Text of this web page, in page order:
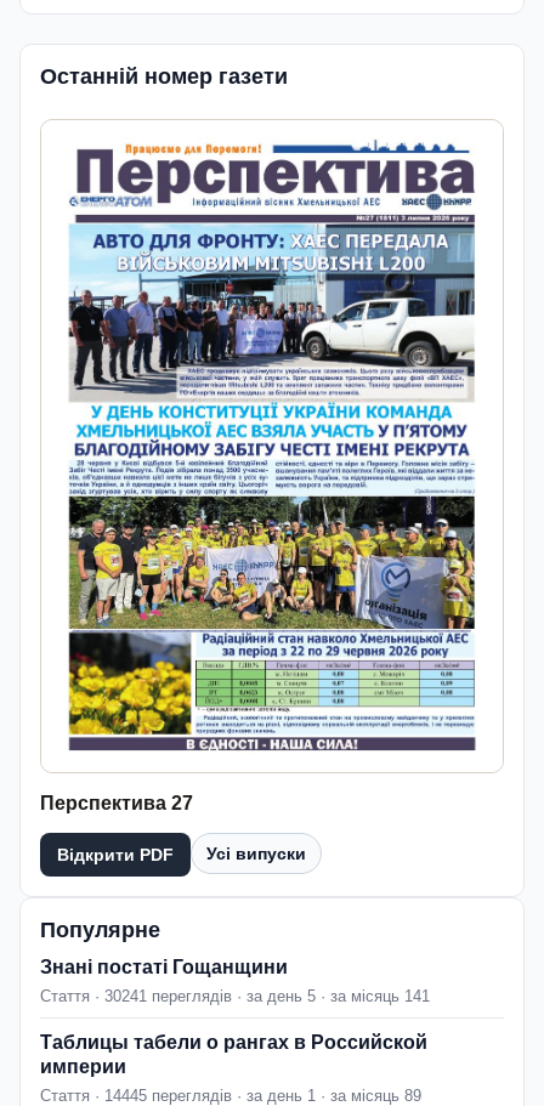
Останній номер газети
Перспектива 27
Відкрити PDF Усі випуски
Популярне
Знані постаті Гощанщини
Стаття · 30241 переглядів · за день 5 · за місяць 141
Таблицы табели о рангах в Российской
империи
Стаття · 14445 переглядів · за день 1 · за місяць 89